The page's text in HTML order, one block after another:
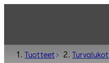
Tuotteet Turvalukot